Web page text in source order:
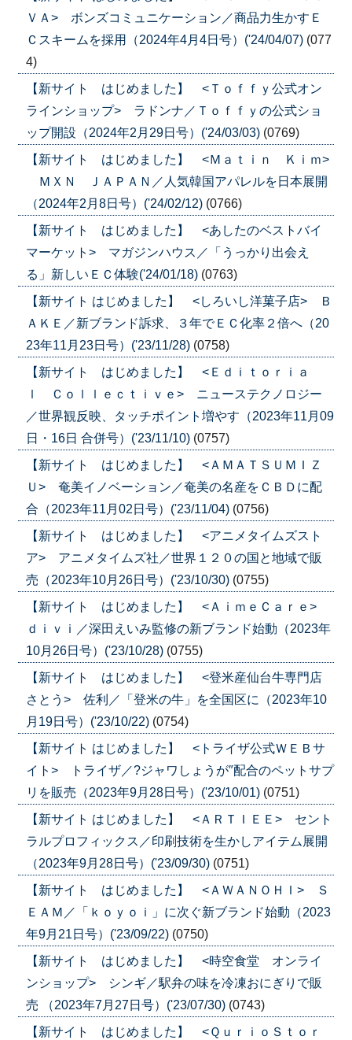
ＶＡ> ボンズコミュニケーション／商品力生かすＥ
Ｃスキームを採用（2024年4月4日号）('24/04/07) (077
4)
【新サイト はじめました】 <Ｔｏｆｆｙ公式オン
ラインショップ> ラドンナ／Ｔｏｆｆｙの公式ショ
ップ開設（2024年2月29日号）('24/03/03) (0769)
【新サイト はじめました】 <Ｍａｔｉｎ Ｋｉｍ>
ＭＸＮ ＪＡＰＡＮ／人気韓国アパレルを日本展開
（2024年2月8日号）('24/02/12) (0766)
【新サイト はじめました】 <あしたのベストバイ
マーケット> マガジンハウス／「うっかり出会え
る」新しいＥＣ体験('24/01/18) (0763)
【新サイト はじめました】 <しろいし洋菓子店> Ｂ
ＡＫＥ／新ブランド訴求、３年でＥＣ化率２倍へ（20
23年11月23日号）('23/11/28) (0758)
【新サイト はじめました】 <Ｅｄｉｔｏｒｉａ
ｌ Ｃｏｌｌｅｃｔｉｖｅ> ニューステクノロジー
／世界観反映、タッチポイント増やす（2023年11月09
日・16日 合併号）('23/11/10) (0757)
【新サイト はじめました】 <ＡＭＡＴＳＵＭＩＺ
Ｕ> 奄美イノベーション／奄美の名産をＣＢＤに配
合（2023年11月02日号）('23/11/04) (0756)
【新サイト はじめました】 <アニメタイムズスト
ア> アニメタイムズ社／世界１２０の国と地域で販
売（2023年10月26日号）('23/10/30) (0755)
【新サイト はじめました】 <ＡｉｍｅＣａｒｅ>
ｄｉｖｉ／深田えいみ監修の新ブランド始動（2023年
10月26日号）('23/10/28) (0755)
【新サイト はじめました】 <登米産仙台牛専門店
さとう> 佐利／「登米の牛」を全国区に（2023年10
月19日号）('23/10/22) (0754)
【新サイト はじめました】 <トライザ公式ＷＥＢサ
イト> トライザ／?ジャワしょうが″配合のペットサプ
リを販売（2023年9月28日号）('23/10/01) (0751)
【新サイト はじめました】 <ＡＲＴＩＥＥ> セント
ラルプロフィックス／印刷技術を生かしアイテム展開
（2023年9月28日号）('23/09/30) (0751)
【新サイト はじめました】 <ＡＷＡＮＯＨＩ> Ｓ
ＥＡＭ／「ｋｏｙｏｉ」に次ぐ新ブランド始動（2023
年9月21日号）('23/09/22) (0750)
【新サイト はじめました】 <時空食堂 オンライ
ンショップ> シンギ／駅弁の味を冷凍おにぎりで販
売 （2023年7月27日号）('23/07/30) (0743)
【新サイト はじめました】 <ＱｕｒｉｏＳｔｏｒ